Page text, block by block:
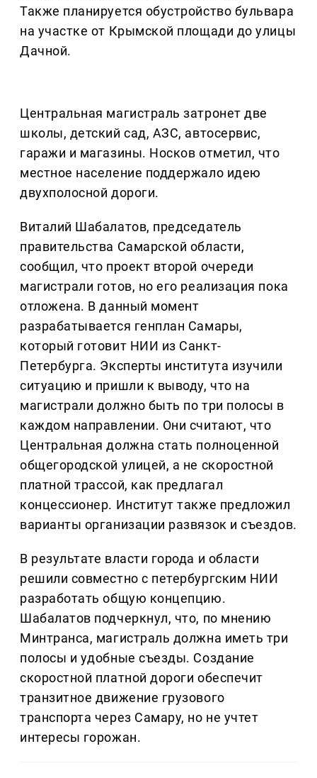
Также планируется обустройство бульвара
на участке от Крымской площади до улицы
Дачной.
Центральная магистраль затронет две
школы, детский сад, АЗС, автосервис,
гаражи и магазины. Носков отметил, что
местное население поддержало идею
двухполосной дороги.
Виталий Шабалатов, председатель
правительства Самарской области,
сообщил, что проект второй очереди
магистрали готов, но его реализация пока
отложена. В данный момент
разрабатывается генплан Самары,
который готовит НИИ из Санкт-
Петербурга. Эксперты института изучили
ситуацию и пришли к выводу, что на
магистрали должно быть по три полосы в
каждом направлении. Они считают, что
Центральная должна стать полноценной
общегородской улицей, а не скоростной
платной трассой, как предлагал
концессионер. Институт также предложил
варианты организации развязок и съездов.
В результате власти города и области
решили совместно с петербургским НИИ
разработать общую концепцию.
Шабалатов подчеркнул, что, по мнению
Минтранса, магистраль должна иметь три
полосы и удобные съезды. Создание
скоростной платной дороги обеспечит
транзитное движение грузового
транспорта через Самару, но не учтет
интересы горожан.